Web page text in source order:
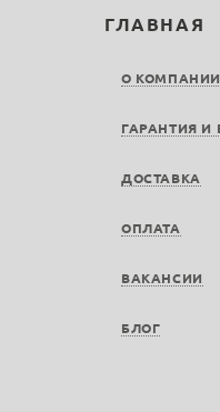
ГЛАВНАЯ
О КОМПАНИИ
ГАРАНТИЯ И
ДОСТАВКА
ОПЛАТА
ВАКАНСИИ
БЛОГ